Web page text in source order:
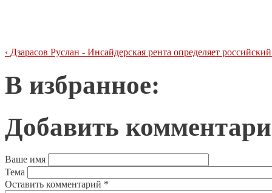
‹ Дзарасов Руслан - Инсайдерская рента определяет
В избранное:
Добавить
Ваше имя
Тема
Оставить комментарий *